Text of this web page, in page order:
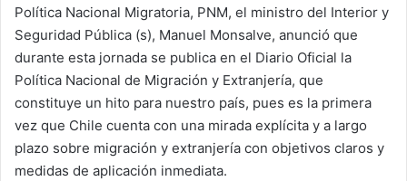
Política Nacional Migratoria, PNM, el ministro del Interior y
Seguridad Pública (s), Manuel Monsalve, anunció que
durante esta jornada se publica en el Diario Oficial la
Política Nacional de Migración y Extranjería, que
constituye un hito para nuestro país, pues es la primera
vez que Chile cuenta con una mirada explícita y a largo
plazo sobre migración y extranjería con objetivos claros y
medidas de aplicación inmediata.